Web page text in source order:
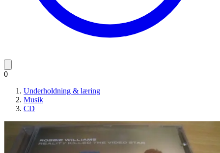
0
Underholdning & læring
Musik
CD